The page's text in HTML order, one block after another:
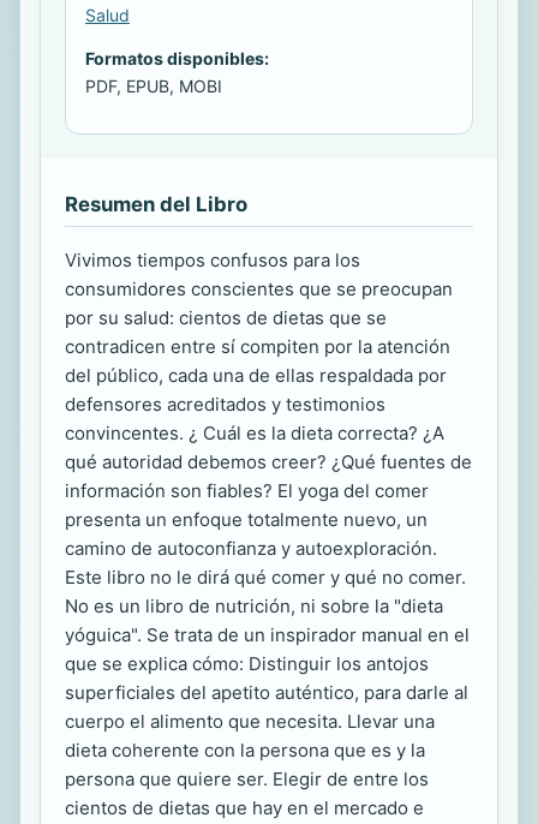
Salud
Formatos disponibles:
PDF, EPUB, MOBI
Resumen del Libro
Vivimos tiempos confusos para los
consumidores conscientes que se preocupan
por su salud: cientos de dietas que se
contradicen entre sí compiten por la atención
del público, cada una de ellas respaldada por
defensores acreditados y testimonios
convincentes. ¿ Cuál es la dieta correcta? ¿A
qué autoridad debemos creer? ¿Qué fuentes de
información son fiables? El yoga del comer
presenta un enfoque totalmente nuevo, un
camino de autoconfianza y autoexploración.
Este libro no le dirá qué comer y qué no comer.
No es un libro de nutrición, ni sobre la "dieta
yóguica". Se trata de un inspirador manual en el
que se explica cómo: Distinguir los antojos
superficiales del apetito auténtico, para darle al
cuerpo el alimento que necesita. Llevar una
dieta coherente con la persona que es y la
persona que quiere ser. Elegir de entre los
cientos de dietas que hay en el mercado e